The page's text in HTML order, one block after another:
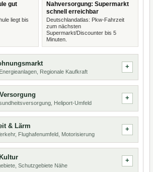
gut
liegt bis
Nahversorgung: Supermarkt
schnell erreichbar
Deutschlandatlas: Pkw-Fahrzeit
zum nächsten
Supermarkt/Discounter bis 5
Minuten.
Regionale Kaufkraft
Heliport-Umfeld
& Lärm
Flughafenumfeld, Motorisierung
Schutzgebiete Nähe